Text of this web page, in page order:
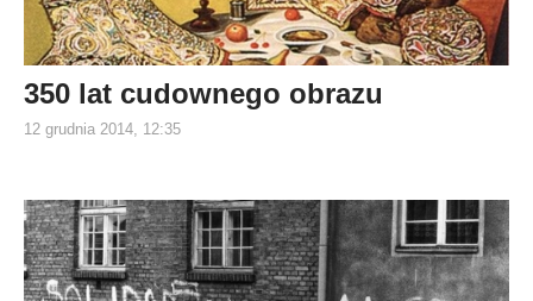
350 lat cudownego obrazu
12 grudnia 2014, 12:35